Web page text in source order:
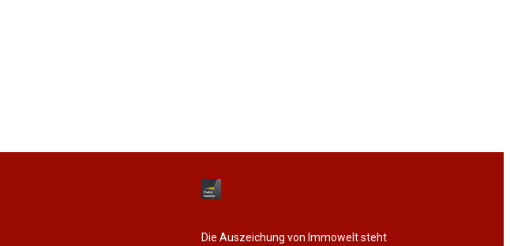
Die Auszeichung von Immowelt steht